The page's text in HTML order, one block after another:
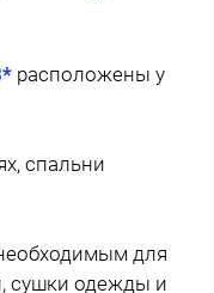
расположены у
спальни
для
сушки одежды и